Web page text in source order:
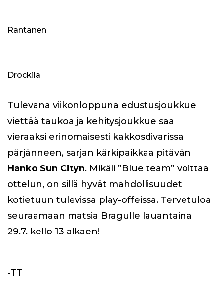
Rantanen
Drockila
Tulevana viikonloppuna edustusjoukkue
viettää taukoa ja kehitysjoukkue saa
vieraaksi erinomaisesti kakkosdivarissa
pärjänneen, sarjan kärkipaikkaa pitävän
Hanko Sun Cityn. Mikäli ”Blue team” voittaa
ottelun, on sillä hyvät mahdollisuudet
kotietuun tulevissa play-offeissa. Tervetuloa
seuraamaan matsia Bragulle lauantaina
29.7. kello 13 alkaen!
-TT